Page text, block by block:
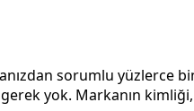
sorumlu yüzlerce
gerek yok. Markanın